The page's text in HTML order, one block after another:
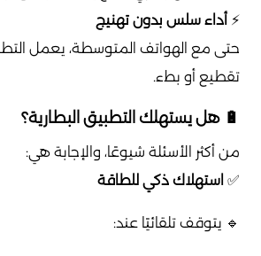
⚡ أداء سلس بدون تهنيج
حتى مع الهواتف المتوسطة، يعمل
تقطيع أو بطء.
🔋 هل يستهلك التطبيق البطارية؟
من أكثر الأسئلة شيوعًا، والإجابة هي:
✅ استهلاك ذكي للطاقة
🔹 يتوقف تلقائيًا عند: